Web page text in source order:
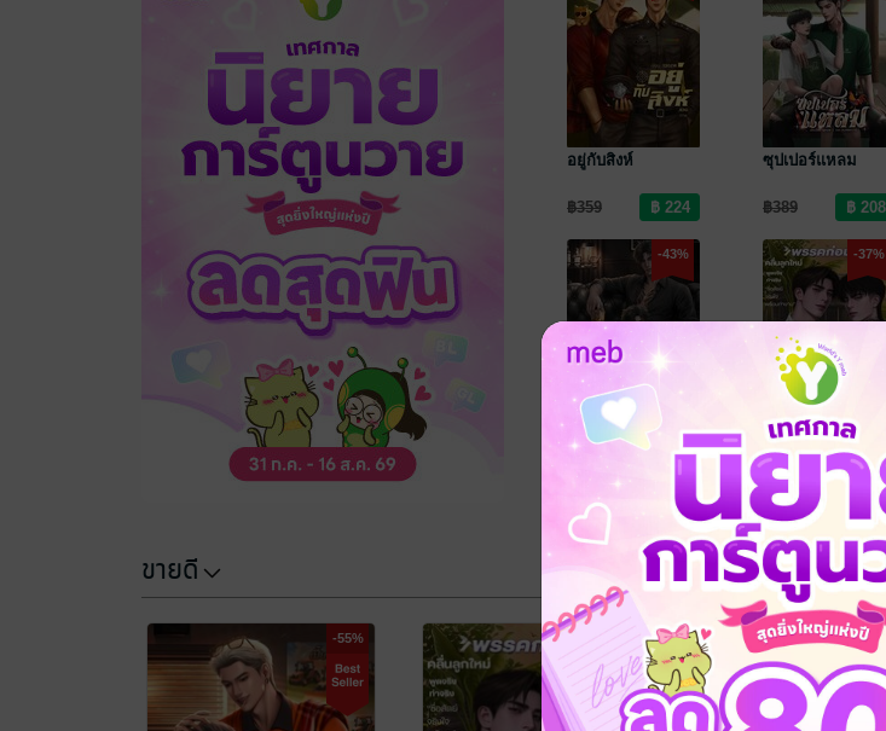
อยู่กับสิงห์
฿359
ซุปเปอร์แหลม
฿389
-43%
เสี่ยเข้มไม่เจ๋งจริง
-37%
พรรคก่อนเสก
฿359
ขายดี
-55%